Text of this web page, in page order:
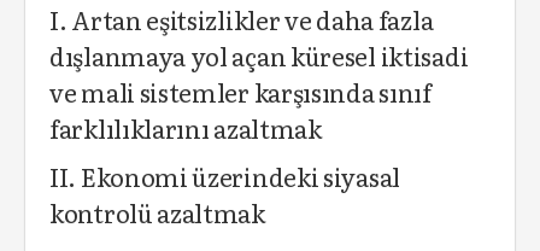
I. Artan eşitsizlikler ve daha fazla
dışlanmaya yol açan küresel iktisadi
ve mali sistemler karşısında sınıf
farklılıklarını azaltmak
II. Ekonomi üzerindeki siyasal
kontrolü azaltmak